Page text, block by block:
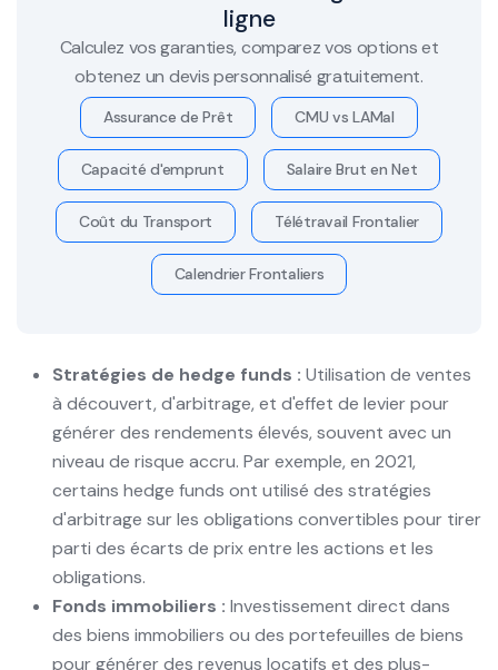
ligne
Calculez vos garanties, comparez vos options et
obtenez un devis personnalisé gratuitement.
Assurance de Prêt CMU vs LAMal
Capacité d'emprunt Salaire Brut en Net
Coût du Transport Télétravail Frontalier
Calendrier Frontaliers
Stratégies de hedge funds : Utilisation de ventes
à découvert, d'arbitrage, et d'effet de levier pour
générer des rendements élevés, souvent avec un
niveau de risque accru. Par exemple, en 2021,
certains hedge funds ont utilisé des stratégies
d'arbitrage sur les obligations convertibles pour tirer
parti des écarts de prix entre les actions et les
obligations.
Fonds immobiliers : Investissement direct dans
des biens immobiliers ou des portefeuilles de biens
pour générer des revenus locatifs et des plus-